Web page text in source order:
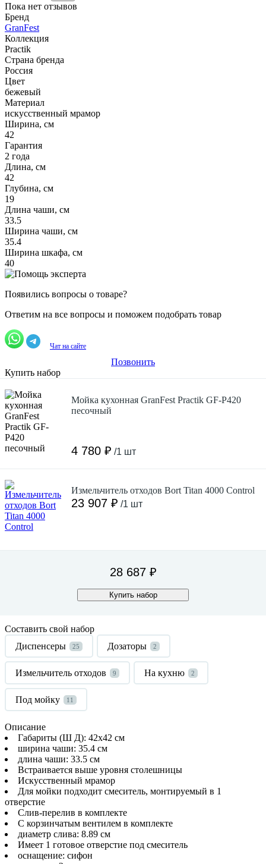
Пока нет отзывов
Бренд
GranFest
Коллекция
Practik
Страна бренда
Россия
Цвет
бежевый
Материал
искусственный мрамор
Ширина, см
42
Гарантия
2 года
Длина, см
42
Глубина, см
19
Длина чаши, см
33.5
Ширина чаши, см
35.4
Ширина шкафа, см
40
Появились вопросы о товаре?
Ответим на все вопросы и поможем подобрать товар
Чат на сайте
Позвонить
Купить набор
Мойка кухонная GranFest Practik GF-P420
песочный
4 780 ₽ /1 шт
Измельчитель отходов Bort Titan 4000 Control
23 907 ₽ /1 шт
28 687 ₽
Купить набор
Составить свой набор
Диспенсеры
25 Дозаторы 2
Измельчитель отходов 9 На кухню 2
Под мойку 11
Описание
Габариты (Ш Д): 42x42 см
ширина чаши: 35.4 см
длина чаши: 33.5 см
Встраивается выше уровня столешницы
Искусственный мрамор
Для мойки подходит смеситель, монтируемый в 1
отверстие
Слив-перелив в комплекте
С корзинчатым вентилем в комплекте
диаметр слива: 8.89 см
Имеет 1 готовое отверстие под смеситель
оснащение: сифон